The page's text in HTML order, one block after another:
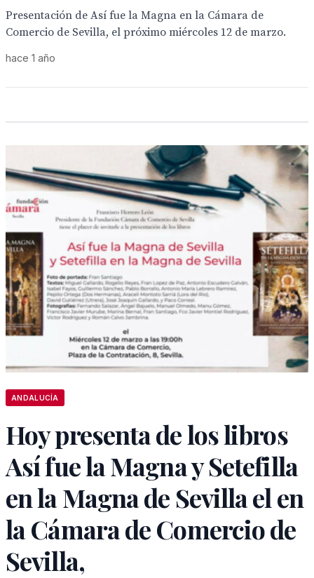
Presentación de Así fue la Magna en la Cámara de
Comercio de Sevilla, el próximo miércoles 12 de marzo.
hace 1 año
ANDALUCÍA
Hoy presenta de los libros
Así fue la Magna y Setefilla
en la Magna de Sevilla el en
la Cámara de Comercio de
Sevilla,